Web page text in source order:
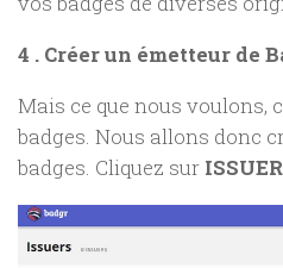
4 . Créer un émetteur de
Mais ce que nous voulons,
badges. Nous allons donc
badges. Cliquez sur